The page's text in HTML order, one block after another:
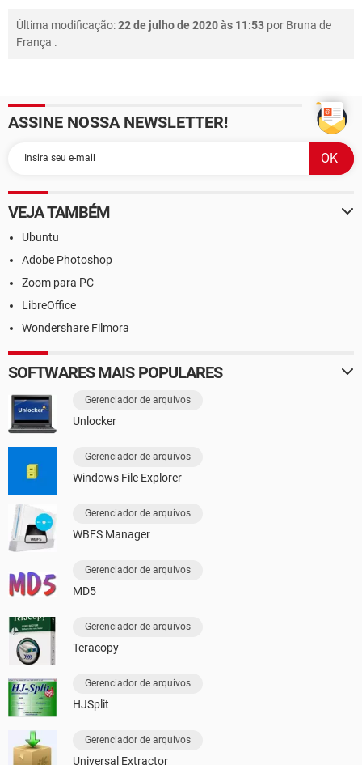
Última modificação:22 de julho de 2020 às 11:53 por Bruna de
França .
ASSINE NOSSA NEWSLETTER!
VEJA TAMBÉM
Ubuntu
Adobe Photoshop
Zoom para PC
LibreOffice
Wondershare Filmora
SOFTWARES MAIS POPULARES
Gerenciador de arquivos
Unlocker
Gerenciador de arquivos
Windows File Explorer
Gerenciador de arquivos
WBFS Manager
Gerenciador de arquivos
MD5
Gerenciador de arquivos
Teracopy
Gerenciador de arquivos
HJSplit
Gerenciador de arquivos
Universal Extractor